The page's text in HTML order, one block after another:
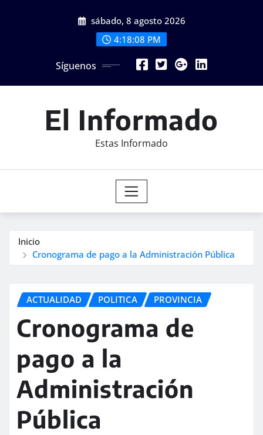
sábado, 8 agosto 2026
4:18:10 PM
Síguenos
El Informado
Estas Informado
Inicio
Cronograma de pago a la Administración Pública
ACTUALIDAD POLITICA PROVINCIA
Cronograma de
pago a la
Administración
Pública